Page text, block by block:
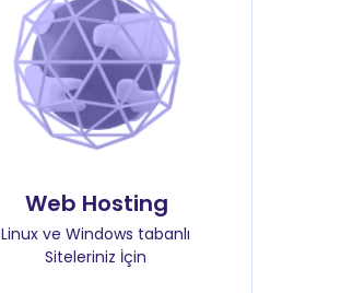
Web Hosting
Linux ve Windows tabanlı
Siteleriniz İçin